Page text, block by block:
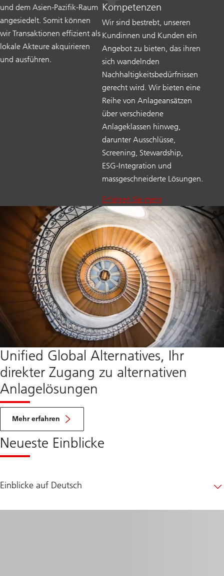
und dem Asien-Pazifik-Raum
angesiedelt. Somit können
wir Transaktionen effizient als
lokale Akteure akquirieren
und ausführen.
Kompetenzen
Wir sind bestrebt, unseren
Kundinnen und Kunden ein
Angebot zu bieten, das ihren
sich wandelnden
Nachhaltigkeitsbedürfnissen
gerecht wird. Wir bieten eine
Reihe von Anlageansätzen
über verschiedene
Anlageklassen hinweg,
darunter Ausschlüsse,
Screening, Stewardship,
ESG‑Integration und
massgeschneiderte Lösungen.
Erfahren Sie mehr
Unified Global Alternatives, Ihr
direkter Zugang zu alternativen
Anlagelösungen
Mehr erfahren
Neueste Einblicke
Einblicke auf Deutsch